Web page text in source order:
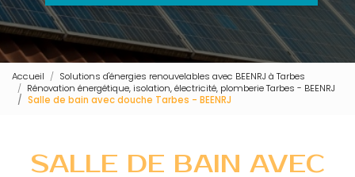
Accueil
Solutions d'énergies renouvelables avec BEENRJ à Tarbes
Rénovation énergétique, isolation, électricité, plomberie Tarbes - BEENRJ
Salle de bain avec douche Tarbes - BEENRJ
SALLE DE BAIN AVEC